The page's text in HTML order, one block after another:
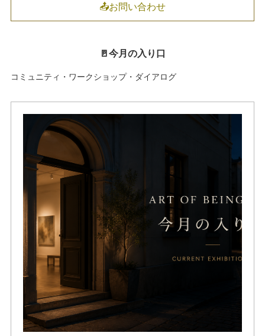
📤お問い合わせ
🚪今月の入り口
コミュニティ・ワークショップ・ダイアログ